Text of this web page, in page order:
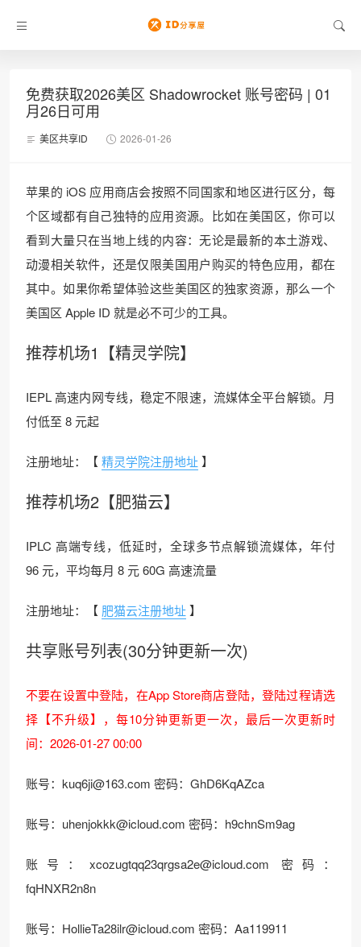
免费获取2026美区 Shadowrocket 账号密码 | 01
月26日可用
美区共享ID 2026-01-26
苹果的 iOS 应用商店会按照不同国家和地区进行区分，每
个区域都有自己独特的应用资源。比如在美国区，你可以
看到大量只在当地上线的内容：无论是最新的本土游戏、
动漫相关软件，还是仅限美国用户购买的特色应用，都在
其中。如果你希望体验这些美国区的独家资源，那么一个
美国区 Apple ID 就是必不可少的工具。
推荐机场1【精灵学院】
IEPL 高速内网专线，稳定不限速，流媒体全平台解锁。月
付低至 8 元起
注册地址：【精灵学院注册地址】
推荐机场2【肥猫云】
IPLC 高端专线，低延时，全球多节点解锁流媒体，年付
96 元，平均每月 8 元 60G 高速流量
注册地址：【 肥猫云注册地址】
共享账号列表(30分钟更新一次)
不要在设置中登陆，在App Store商店登陆，登陆过程请选
择【不升级】，每10分钟更新更一次，最后一次更新时
间：2026-01-27 00:00
账号：kuq6ji@163.com 密码：GhD6KqAZca
账号：uhenjokkk@icloud.com 密码：h9chnSm9ag
账号：xcozugtqq23qrgsa2e@icloud.com 密码：
fqHNXR2n8n
账号：HollieTa28ilr@icloud.com 密码：Aa119911